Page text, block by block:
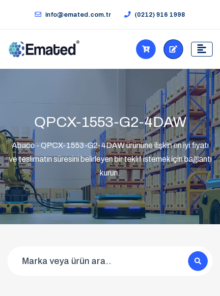
info@emated.com.tr (0212) 916 1998
QPCX-1553-G2-4DAW
Abaco - QPCX-1553-G2-4DAW ürününe ilişkin en iyi fiyatı
ve teslimatın süresini belirleyen bir teklif istemek için bağlantı
kurun.